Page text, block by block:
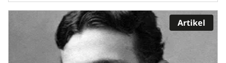
Artikel